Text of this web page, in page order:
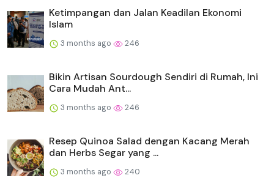
Ketimpangan dan Jalan Keadilan Ekonomi
Islam
3 months ago 246
Bikin Artisan Sourdough Sendiri di Rumah, Ini
Cara Mudah Ant...
3 months ago 246
Resep Quinoa Salad dengan Kacang Merah
dan Herbs Segar yang ...
3 months ago 240